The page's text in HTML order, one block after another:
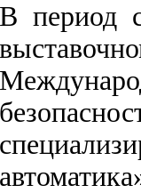
В период